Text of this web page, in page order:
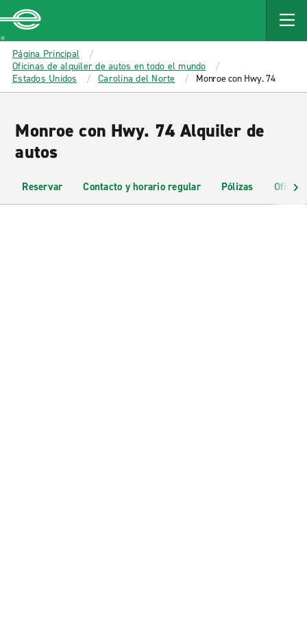
MAIN
CONTENT
Enterprise
Página Principal
Oficinas de alquiler de autos en todo el mundo
Estados Unidos
Carolina del Norte Monroe con Hwy. 74
Monroe con Hwy. 74 Alquiler de
autos
Reservar Contacto y horario regular Pólizas